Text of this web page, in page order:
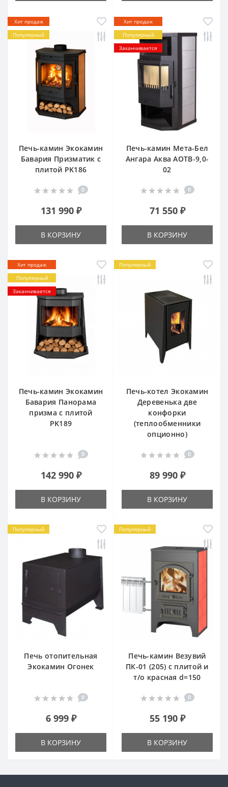
Хит продаж
Популярный
Печь-камин Экокамин
Бавария Призматик c
плитой PK186
0
131 990 ₽
В КОРЗИНУ
Хит продаж
Популярный
Заканчивается
Печь-камин Мета-Бел
Ангара Аква АОТВ-9,0-
02
0
71 550 ₽
В КОРЗИНУ
Хит продаж
Популярный
Заканчивается
Печь-камин Экокамин
Бавария Панорама
призма с плитой
PK189
0
142 990 ₽
В КОРЗИНУ
Популярный
Печь-котел Экокамин
Деревенька две
конфорки
(теплообменники
опционно)
0
89 990 ₽
В КОРЗИНУ
Популярный
Печь отопительная
Экокамин Огонек
0
6 999 ₽
В КОРЗИНУ
Популярный
Печь-камин Везувий
ПК-01 (205) с плитой и
т/о красная d=150
0
55 190 ₽
В КОРЗИНУ